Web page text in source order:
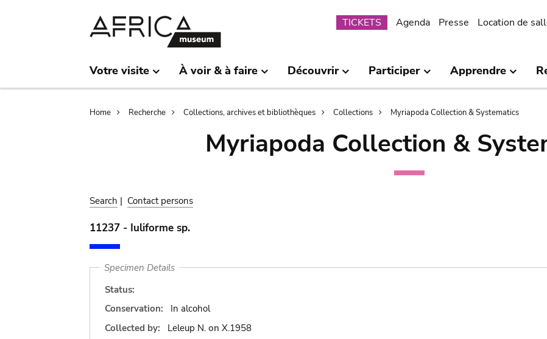
Submenu
TICKETS Agenda Presse Location de
Votre visite À voir & à faire Découvrir Participer Apprendre
Breadcrumb
Home Recherche Collections, archives et bibliothèques Collections Myriapoda Collection & Systematics
Myriapoda Collection &
Search | Contact persons
11237 - Iuliforme sp.
Specimen Details
Status:
Conservation:
In alcohol
Collected by:
Leleup N. on X.1958